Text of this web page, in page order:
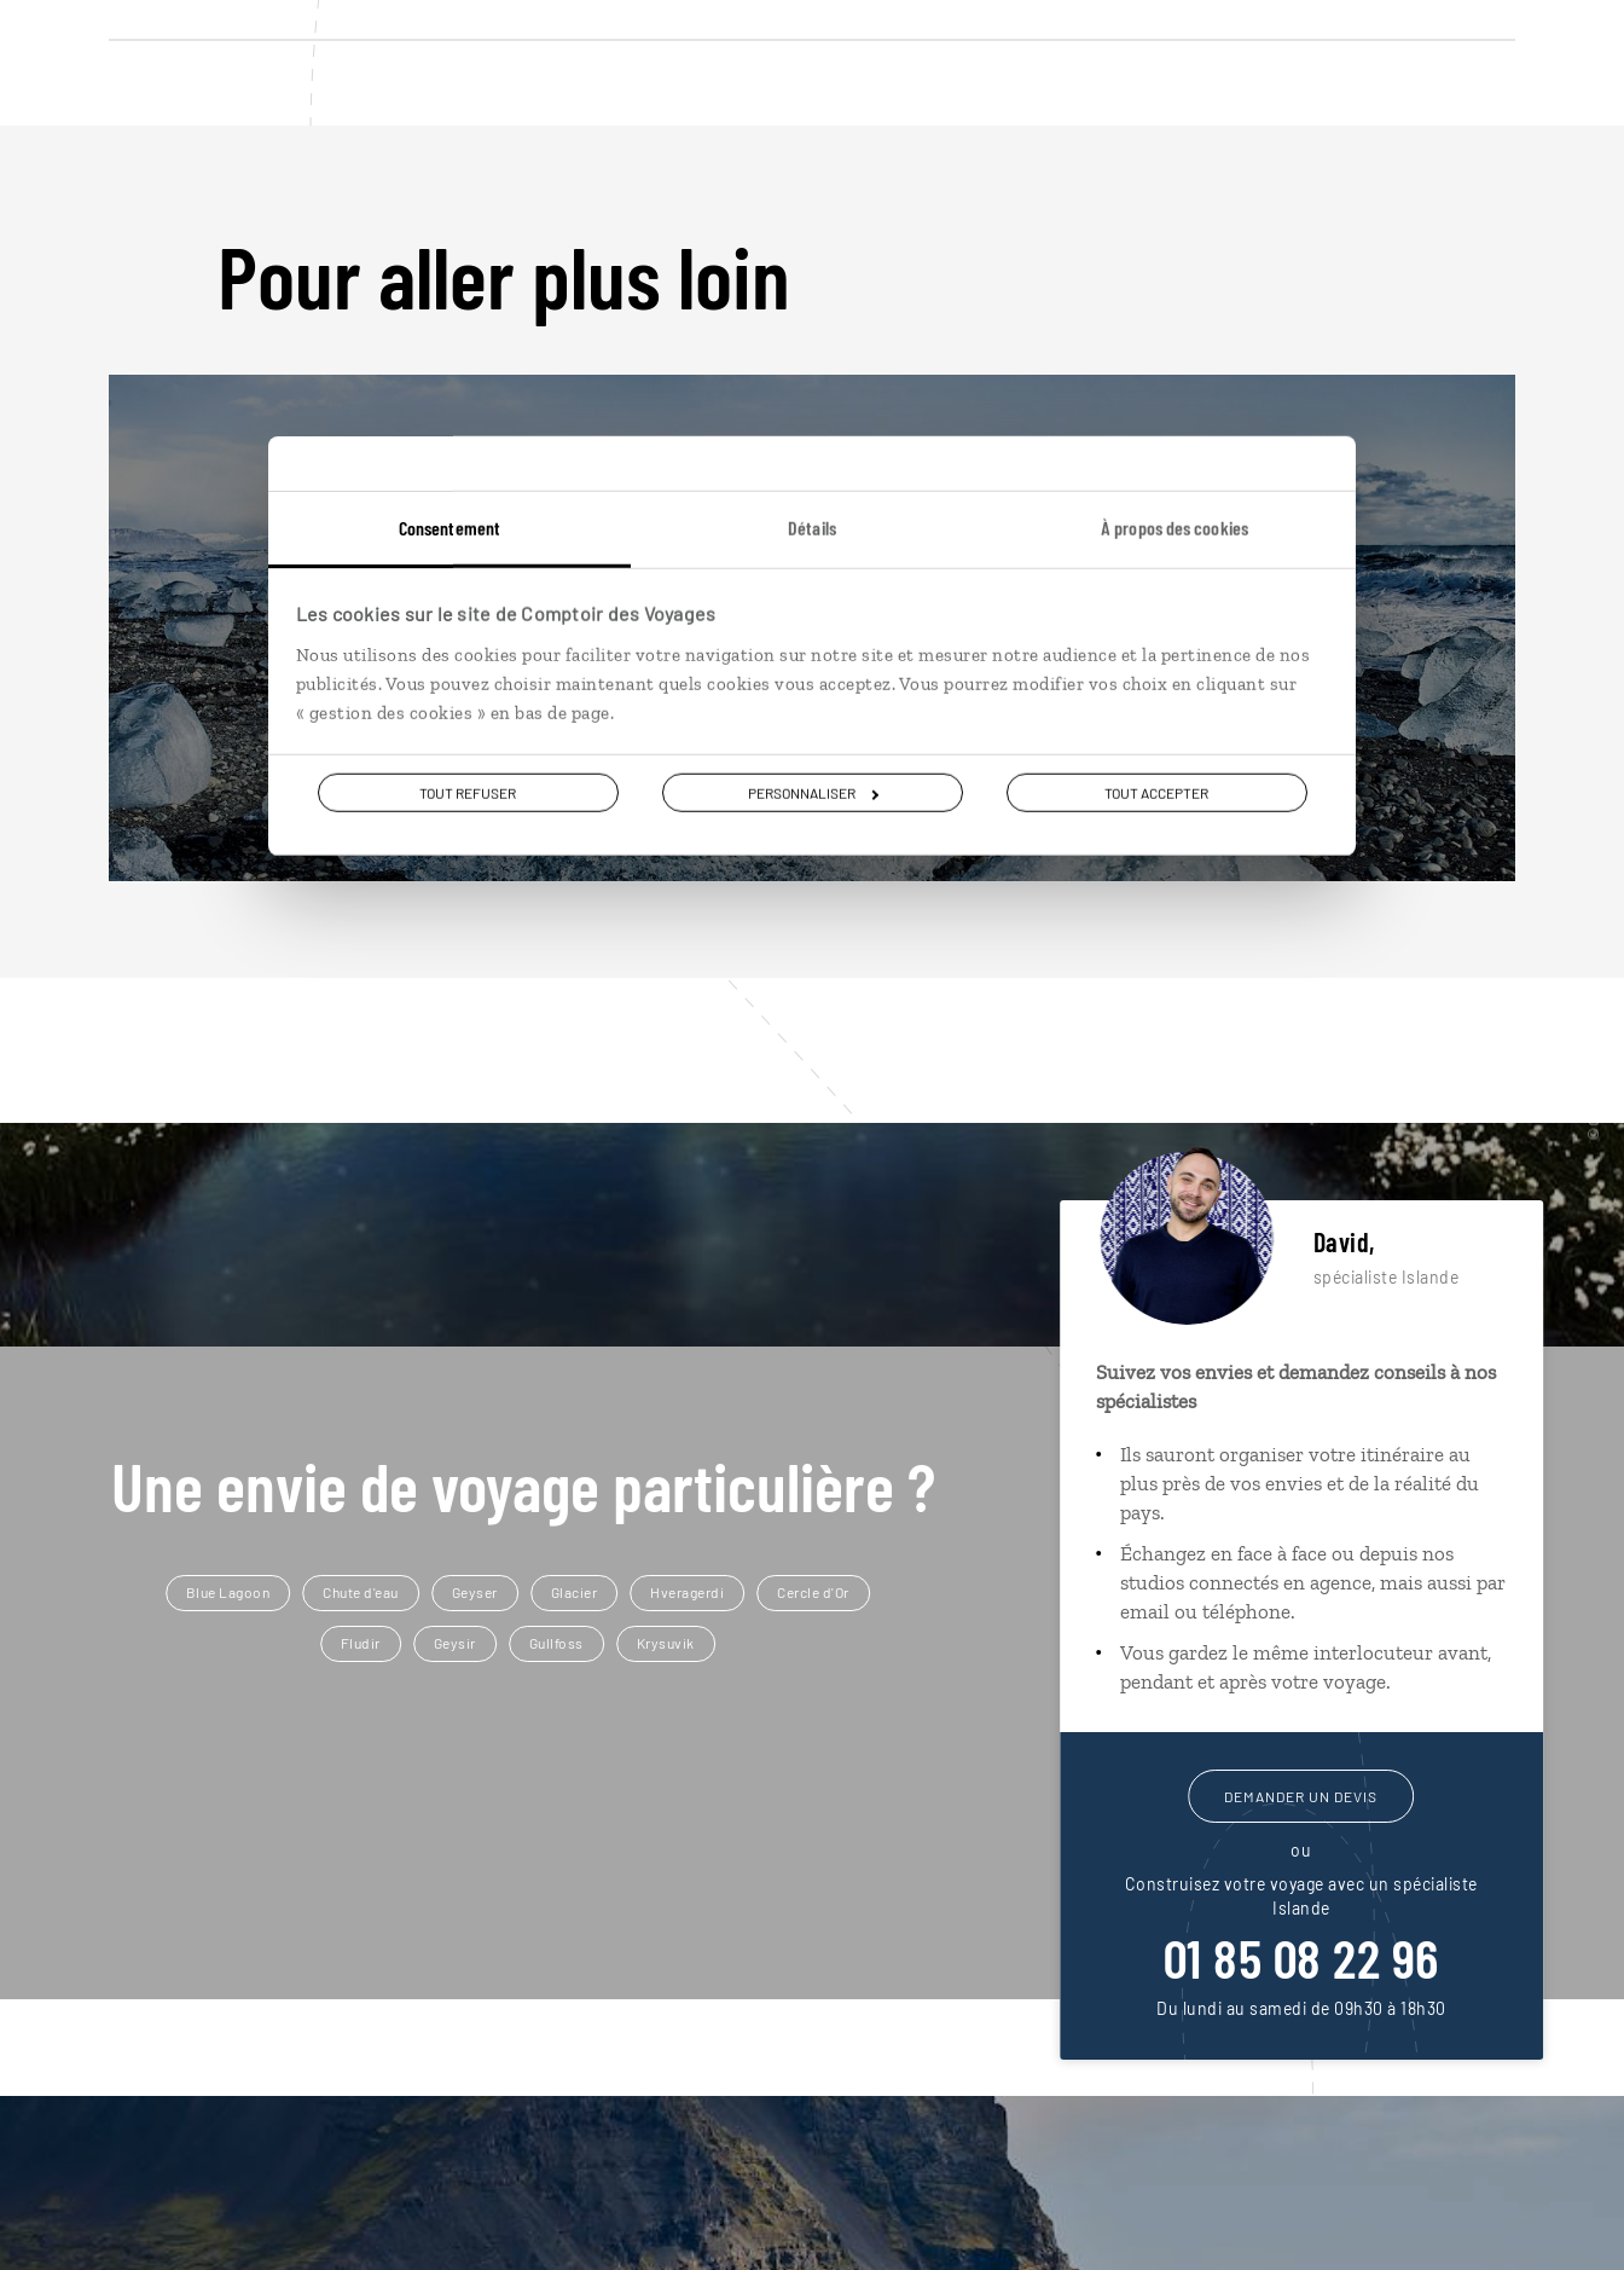
Consentement Détails À propos des cookies
Les cookies sur le site de Comptoir des Voyages
Nous utilisons des cookies pour faciliter votre navigation sur notre site et mesurer notre audience et la pertinence de nos
publicités. Vous pouvez choisir maintenant quels cookies vous acceptez. Vous pourrez modifier vos choix en cliquant sur
« gestion des cookies » en bas de page.
TOUT REFUSER PERSONNALISER TOUT ACCEPTER
Pour aller plus loin
Nos 13 idées de voyage
Islande
Une envie de voyage particulière ?
Blue Lagoon Chute d'eau Geyser Glacier Hveragerdi Cercle d'Or
Fludir Geysir Gullfoss Krysuvik
David,
spécialiste Islande
Suivez vos envies et demandez conseils à nos
spécialistes
Ils sauront organiser votre itinéraire au
plus près de vos envies et de la réalité du
pays.
Échangez en face à face ou depuis nos
studios connectés en agence, mais aussi par
email ou téléphone.
Vous gardez le même interlocuteur avant,
pendant et après votre voyage.
DEMANDER UN DEVIS
ou
Construisez votre voyage avec un spécialiste
Islande
01 85 08 22 96
Du lundi au samedi de 09h30 à 18h30